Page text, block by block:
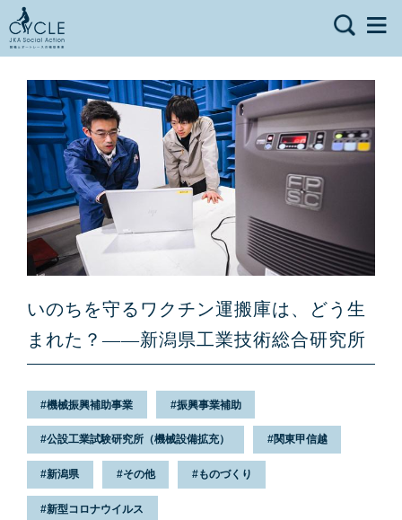
いのちを守るワクチン運搬庫は、どう生
まれた？——新潟県工業技術総合研究所
機械振興補助事業 振興事業補助
公設工業試験研究所（機械設備拡充） 関東甲信越
新潟県 その他 ものづくり
新型コロナウイルス